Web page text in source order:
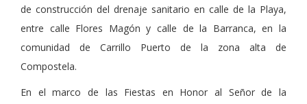
de construcción del drenaje sanitario en calle de la Playa,
entre calle Flores Magón y calle de la Barranca, en la
comunidad de Carrillo Puerto de la zona alta de
Compostela.
En el marco de las Fiestas en Honor al Señor de la